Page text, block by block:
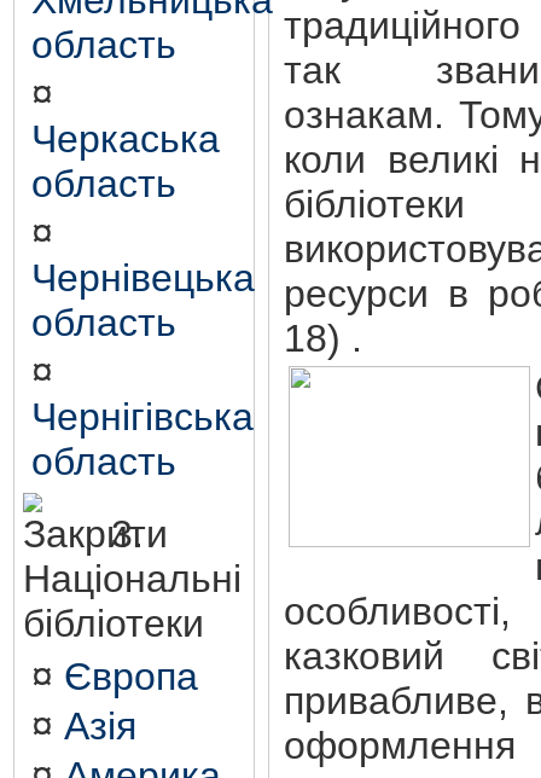
область
¤
Черкаська
область
¤
Чернівецька
область
¤
Чернігівська
область
3.
Національні
бібліотеки
¤ Європа
¤ Азія
традиційного
так
ознакам.
коли великі
ресурси в
18) .
казковий
привабливе,